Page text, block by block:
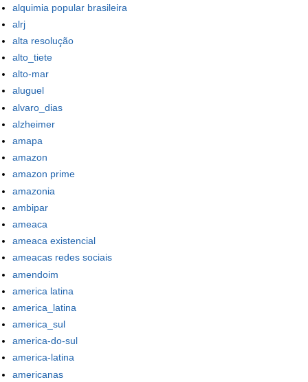
alquimia popular brasileira
alrj
alta resolução
alto_tiete
alto-mar
aluguel
alvaro_dias
alzheimer
amapa
amazon
amazon prime
amazonia
ambipar
ameaca
ameaca existencial
ameacas redes sociais
amendoim
america latina
america_latina
america_sul
america-do-sul
america-latina
americanas